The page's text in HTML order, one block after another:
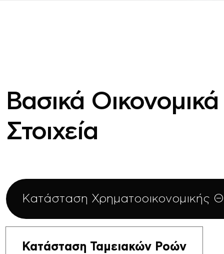
Βασικά Οικονομικά
Στοιχεία
Κατάσταση Χρηματοοικονομικής
Κατάσταση Ταμειακών Ροών